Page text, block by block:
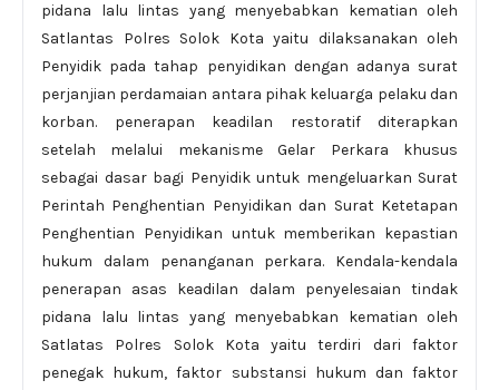
pidana lalu lintas yang menyebabkan kematian oleh
Satlantas Polres Solok Kota yaitu dilaksanakan oleh
Penyidik pada tahap penyidikan dengan adanya surat
perjanjian perdamaian antara pihak keluarga pelaku dan
korban. penerapan keadilan restoratif diterapkan
setelah melalui mekanisme Gelar Perkara khusus
sebagai dasar bagi Penyidik untuk mengeluarkan Surat
Perintah Penghentian Penyidikan dan Surat Ketetapan
Penghentian Penyidikan untuk memberikan kepastian
hukum dalam penanganan perkara. Kendala-kendala
penerapan asas keadilan dalam penyelesaian tindak
pidana lalu lintas yang menyebabkan kematian oleh
Satlatas Polres Solok Kota yaitu terdiri dari faktor
penegak hukum, faktor substansi hukum dan faktor